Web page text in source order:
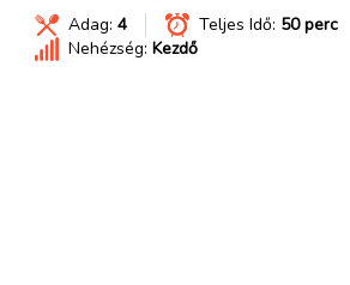
Adag: 4 Teljes Idő: 50 perc
Nehézség: Kezdő